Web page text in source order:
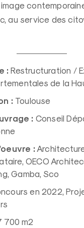
au service des
: Restructuration /
de la
: Toulouse
: Conseil
:
OECO
Gamba, Sco
en 2022,
700 m²